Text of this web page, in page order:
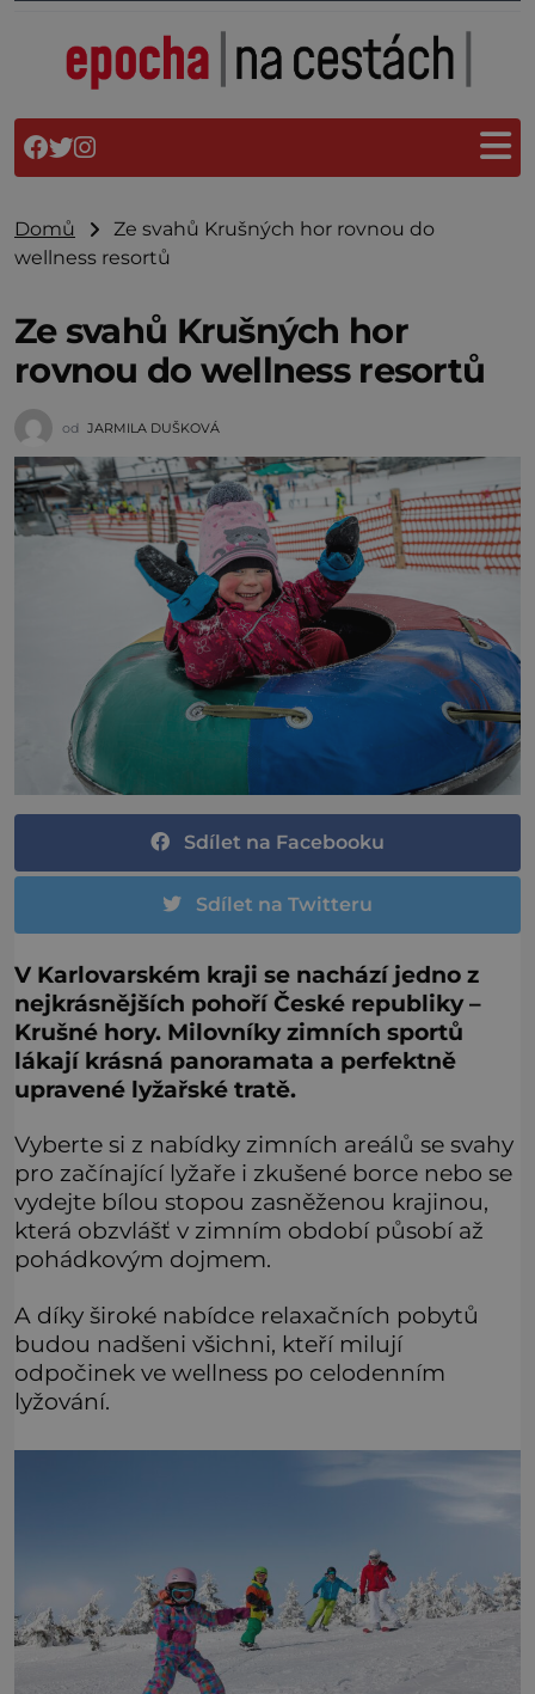
Domů
Ze svahů Krušných hor rovnou do
wellness resortů
Ze svahů Krušných hor
rovnou do wellness resortů
od JARMILA DUŠKOVÁ
Sdílet na Facebooku
Sdílet na Twitteru
V Karlovarském kraji se nachází jedno z
nejkrásnějších pohoří České republiky –
Krušné hory. Milovníky zimních sportů
lákají krásná panoramata a perfektně
upravené lyžařské tratě.
Vyberte si z nabídky zimních areálů se svahy
pro začínající lyžaře i zkušené borce nebo se
vydejte bílou stopou zasněženou krajinou,
která obzvlášť v zimním období působí až
pohádkovým dojmem.
A díky široké nabídce relaxačních pobytů
budou nadšeni všichni, kteří milují
odpočinek ve wellness po celodenním
lyžování.